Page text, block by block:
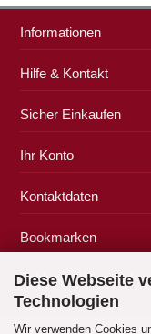
Diese Webseite
Technologien
Wir verwenden Cookies
Informationen
Hilfe & Kontakt
Sicher Einkaufen
Ihr Konto
Kontaktdaten
Bookmarken
Zahlung & Versand